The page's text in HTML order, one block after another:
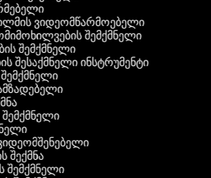
ვიდეომწარმოებელი
შემქმნელი
შემქმნელი
შესაქმნელი ინსტრუმენტი